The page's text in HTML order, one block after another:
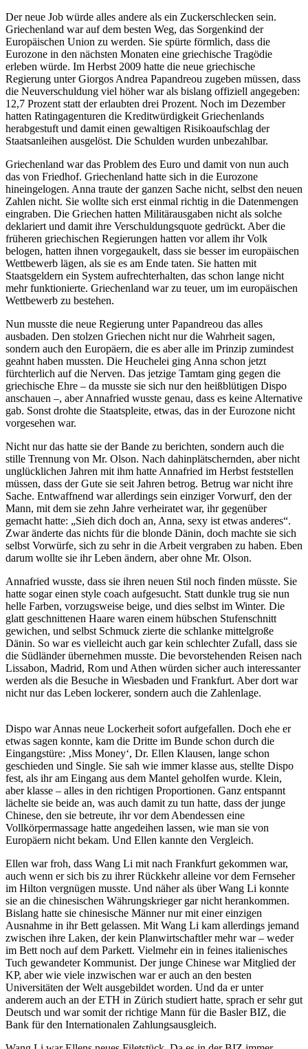
Der neue Job würde alles andere als ein Zuckerschlecken sein.
Griechenland war auf dem besten Weg, das Sorgenkind der
Europäischen Union zu werden. Sie spürte förmlich, dass die
Eurozone in den nächsten Monaten eine griechische Tragödie
erleben würde. Im Herbst 2009 hatte die neue griechische
Regierung unter Giorgos Andrea Papandreou zugeben müssen, dass
die Neuverschuldung viel höher war als bislang offiziell angegeben:
12,7 Prozent statt der erlaubten drei Prozent. Noch im Dezember
hatten Ratingagenturen die Kreditwürdigkeit Griechenlands
herabgestuft und damit einen gewaltigen Risikoaufschlag der
Staatsanleihen ausgelöst. Die Schulden wurden unbezahlbar.
Griechenland war das Problem des Euro und damit von nun auch
das von Friedhof. Griechenland hatte sich in die Eurozone
hineingelogen. Anna traute der ganzen Sache nicht, selbst den neuen
Zahlen nicht. Sie wollte sich erst einmal richtig in die Datenmengen
eingraben. Die Griechen hatten Militärausgaben nicht als solche
deklariert und damit ihre Verschuldungsquote gedrückt. Aber die
früheren griechischen Regierungen hatten vor allem ihr Volk
belogen, hatten ihnen vorgegaukelt, dass sie besser im europäischen
Wettbewerb lägen, als sie es am Ende taten. Sie hatten mit
Staatsgeldern ein System aufrechterhalten, das schon lange nicht
mehr funktionierte. Griechenland war zu teuer, um im europäischen
Wettbewerb zu bestehen.
Nun musste die neue Regierung unter Papandreou das alles
ausbaden. Den stolzen Griechen nicht nur die Wahrheit sagen,
sondern auch den Europäern, die es aber alle im Prinzip zumindest
geahnt haben mussten. Die Heuchelei ging Anna schon jetzt
fürchterlich auf die Nerven. Das jetzige Tamtam ging gegen die
griechische Ehre – da musste sie sich nur den heißblütigen Dispo
anschauen –, aber Annafried wusste genau, dass es keine Alternative
gab. Sonst drohte die Staatspleite, etwas, das in der Eurozone nicht
vorgesehen war.
Nicht nur das hatte sie der Bande zu berichten, sondern auch die
stille Trennung von Mr. Olson. Nach dahinplätschernden, aber nicht
unglücklichen Jahren mit ihm hatte Annafried im Herbst feststellen
müssen, dass der Gute sie seit Jahren betrog. Betrug war nicht ihre
Sache. Entwaffnend war allerdings sein einziger Vorwurf, den der
Mann, mit dem sie zehn Jahre verheiratet war, ihr gegenüber
gemacht hatte: „Sieh dich doch an, Anna, sexy ist etwas anderes“.
Zwar änderte das nichts für die blonde Dänin, doch machte sie sich
selbst Vorwürfe, sich zu sehr in die Arbeit vergraben zu haben. Eben
darum wollte sie ihr Leben ändern, aber ohne Mr. Olson.
Annafried wusste, dass sie ihren neuen Stil noch finden müsste. Sie
hatte sogar einen style coach aufgesucht. Statt dunkle trug sie nun
helle Farben, vorzugsweise beige, und dies selbst im Winter. Die
glatt geschnittenen Haare waren einem hübschen Stufenschnitt
gewichen, und selbst Schmuck zierte die schlanke mittelgroße
Dänin. So war es vielleicht auch gar kein schlechter Zufall, dass sie
die Südländer übernehmen musste. Die bevorstehenden Reisen nach
Lissabon, Madrid, Rom und Athen würden sicher auch interessanter
werden als die Besuche in Wiesbaden und Frankfurt. Aber dort war
nicht nur das Leben lockerer, sondern auch die Zahlenlage.
Dispo war Annas neue Lockerheit sofort aufgefallen. Doch ehe er
etwas sagen konnte, kam die Dritte im Bunde schon durch die
Eingangstüre: ‚Miss Money‘, Dr. Ellen Klausen, lange schon
geschieden und Single. Sie sah wie immer klasse aus, stellte Dispo
fest, als ihr am Eingang aus dem Mantel geholfen wurde. Klein,
aber klasse – alles in den richtigen Proportionen. Ganz entspannt
lächelte sie beide an, was auch damit zu tun hatte, dass der junge
Chinese, den sie betreute, ihr vor dem Abendessen eine
Vollkörpermassage hatte angedeihen lassen, wie man sie von
Europäern nicht bekam. Und Ellen kannte den Vergleich.
Ellen war froh, dass Wang Li mit nach Frankfurt gekommen war,
auch wenn er sich bis zu ihrer Rückkehr alleine vor dem Fernseher
im Hilton vergnügen musste. Und näher als über Wang Li konnte
sie an die chinesischen Währungskrieger gar nicht herankommen.
Bislang hatte sie chinesische Männer nur mit einer einzigen
Ausnahme in ihr Bett gelassen. Mit Wang Li kam allerdings jemand
zwischen ihre Laken, der kein Planwirtschaftler mehr war – weder
im Bett noch auf dem Parkett. Vielmehr ein in feines italienisches
Tuch gewandeter Kommunist. Der junge Chinese war Mitglied der
KP, aber wie viele inzwischen war er auch an den besten
Universitäten der Welt ausgebildet worden. Und da er unter
anderem auch an der ETH in Zürich studiert hatte, sprach er sehr gut
Deutsch und war somit der richtige Mann für die Basler BIZ, die
Bank für den Internationalen Zahlungsausgleich.